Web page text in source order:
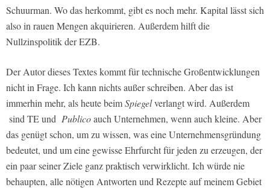
Schuurman. Wo das herkommt, gibt es noch mehr. Kapital lässt sich
also in rauen Mengen akquirieren. Außerdem hilft die
Nullzinspolitik der EZB.
Der Autor dieses Textes kommt für technische Großentwicklungen
nicht in Frage. Ich kann nichts außer schreiben. Aber das ist
immerhin mehr, als heute beimSpiegelverlangt wird. Außerdem
sind TE und Publicoauch Unternehmen, wenn auch kleine. Aber
das genügt schon, um zu wissen, was eine Unternehmensgründung
bedeutet, und um eine gewisse Ehrfurcht für jeden zu erzeugen, der
ein paar seiner Ziele ganz praktisch verwirklicht. Ich würde nie
behaupten, alle nötigen Antworten und Rezepte auf meinem Gebiet